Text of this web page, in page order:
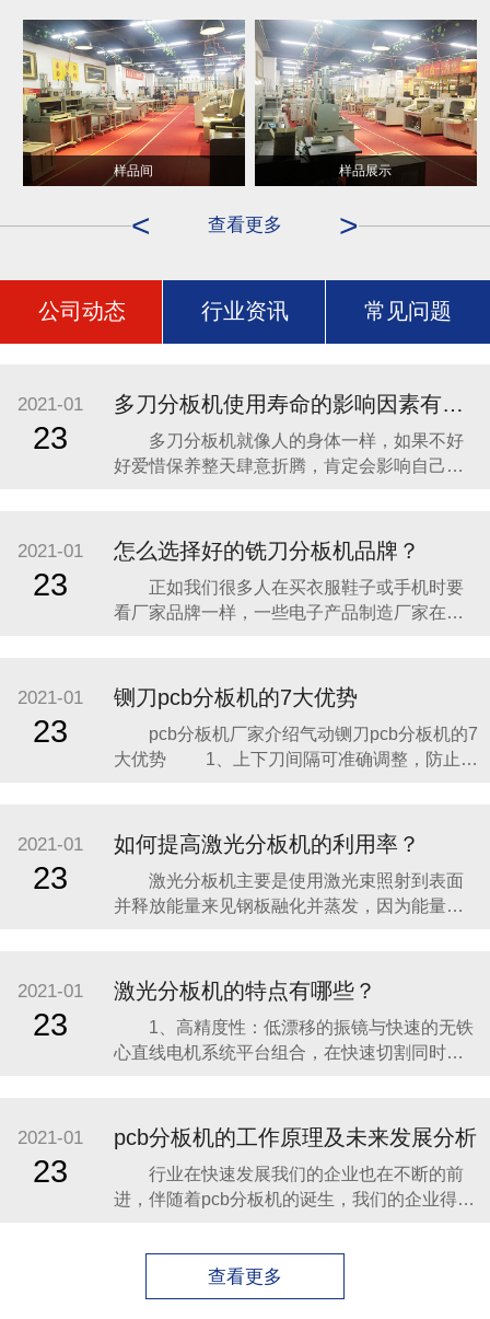
样品间 样品展示
>
查看更多
<
公司动态 行业资讯 常见问题
2021-01
23
多刀分板机使用寿命的影响因素有哪些？
多刀分板机就像人的身体一样，如果不好
好爱惜保养整天肆意折腾，肯定会影响自己的
也需要我们去爱惜去保养它，这样才能够保证
分板机能够更长久的为我们的工作服务。本文
将和大家一起学习影响分板机使用寿命的一些
因素，以便在以后使
2021-01
23
怎么选择好的铣刀分板机品牌？
正如我们很多人在买衣服鞋子或手机时要
看厂家品牌一样，一些电子产品制造厂家在选
重厂家品牌的知名度和产品本身的质量，同样
在挑选分板机生产商时也是从这两方面进行
的。 第一，铣刀分板机生产商的知名度。
品牌的知名度
2021-01
23
铡刀pcb分板机的7大优势
pcb分板机厂家介绍气动铡刀pcb分板机的7
大优势 1、上下刀间隔可准确调整，防止了
3、铡刀pcb分板机可以依据不一样长度的
LED灯条定做，最大长度1000MM，突破了分
板长度的极限。 4、将切
2021-01
23
如何提高激光分板机的利用率？
激光分板机主要是使用激光束照射到表面
并释放能量来见钢板融化并蒸发，因为能量高
板达到其他部位，基本上不会造成任何的变
形，利用激光就能制作出复杂形状的工件，所
切割的工件并不需要进行下一步的加工就能直
接使用。 激光分
2021-01
23
激光分板机的特点有哪些？
1、高精度性：低漂移的振镜与快速的无铁
心直线电机系统平台组合，在快速切割同时保
作的中文界面，友好美观，功能强大多样，操
作简单方便。 3、智能自动性：采用高精度
CCD 自动定位、对焦，定位快速准确
2021-01
23
pcb分板机的工作原理及未来发展分析
行业在快速发展我们的企业也在不断的前
进，伴随着pcb分板机的诞生，我们的企业得到
看什么是pcb分板机的工作原理和相关型号的介
绍吧。 1、可以自由弯曲、卷绕、折叠，可
依照空间布局要求任意安排，并在三维空间任
查看更多